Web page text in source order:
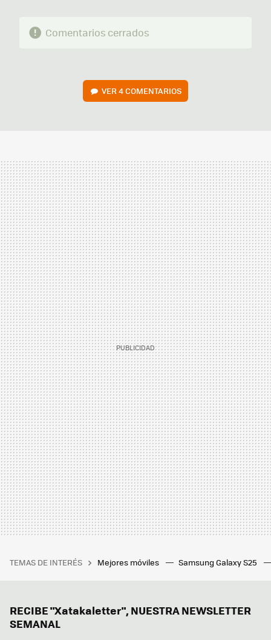
Comentarios cerrados
VER4 COMENTARIOS
TEMAS DE INTERÉS Mejores móviles Samsung Galaxy S25
RECIBE "Xatakaletter", NUESTRA NEWSLETTER
SEMANAL